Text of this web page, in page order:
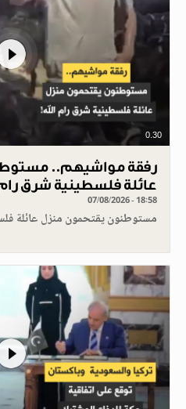
0.30
رفقة مواشيهم..
عائلة فلسطينية شرق رام
07/08/2026 - 18:58
مستوطنون يقتحمون منزل عائلة